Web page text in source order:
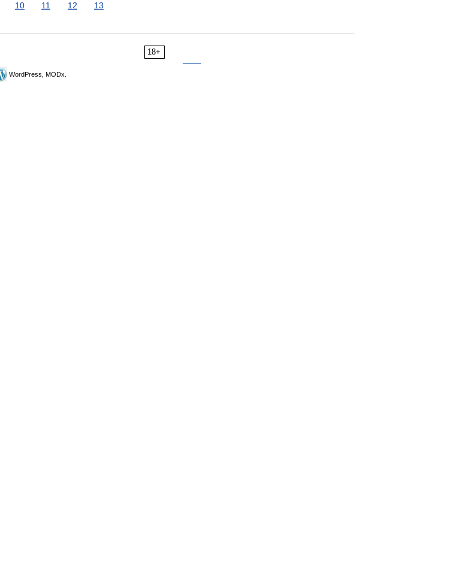
10 11 12 13
18+
WordPress, MODx.